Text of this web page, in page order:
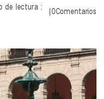
de lectura :
0Comentarios